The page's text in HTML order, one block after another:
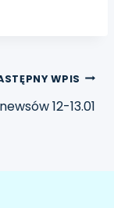
WPIS
12-13.01